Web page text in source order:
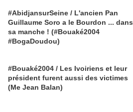
#AbidjansurSeine / L'ancien Pan
Guillaume Soro a le Bourdon ... dans
sa manche ! (#Bouaké2004
#BogaDoudou)
#Bouaké2004 / Les Ivoiriens et leur
président furent aussi des victimes
(Me Jean Balan)